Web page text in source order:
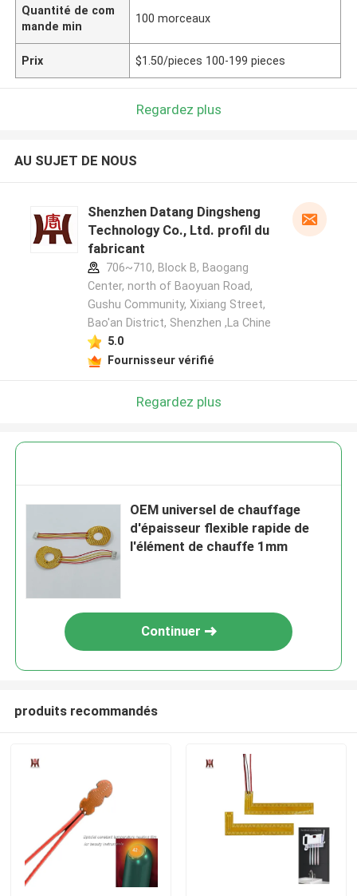
Quantité de com
mande min
100 morceaux
Prix $1.50/pieces 100-199 pieces
Regardez plus
AU SUJET DE NOUS
Shenzhen Datang Dingsheng
Technology Co., Ltd. profil du
fabricant
706~710, Block B, Baogang
Center, north of Baoyuan Road,
Gushu Community, Xixiang Street,
Bao'an District, Shenzhen ,La Chine
5.0
Fournisseur vérifié
Regardez plus
OEM universel de chauffage
d'épaisseur flexible rapide de
l'élément de chauffe 1mm
Continuer
produits recommandés